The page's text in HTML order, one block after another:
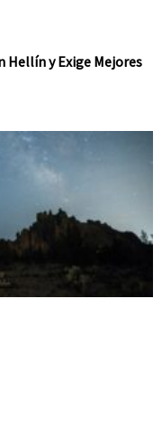
Hellín y Exige Mejores